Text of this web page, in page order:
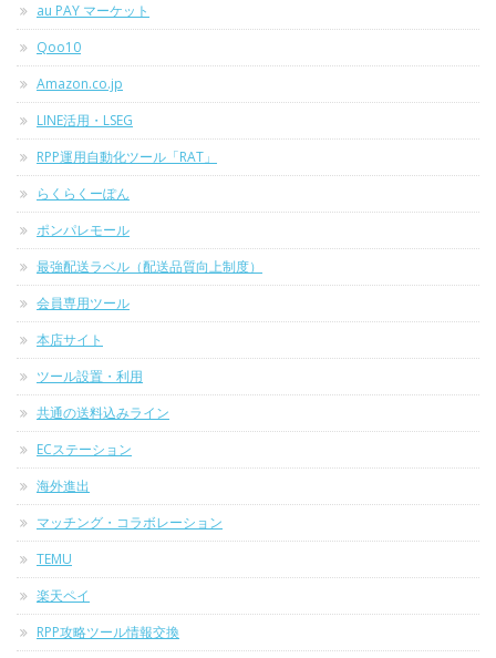
au PAY マーケット
Qoo10
Amazon.co.jp
LINE活用・LSEG
RPP運用自動化ツール「RAT」
らくらくーぽん
ポンパレモール
最強配送ラベル（配送品質向上制度）
会員専用ツール
本店サイト
ツール設置・利用
共通の送料込みライン
ECステーション
海外進出
マッチング・コラボレーション
TEMU
楽天ペイ
RPP攻略ツール情報交換